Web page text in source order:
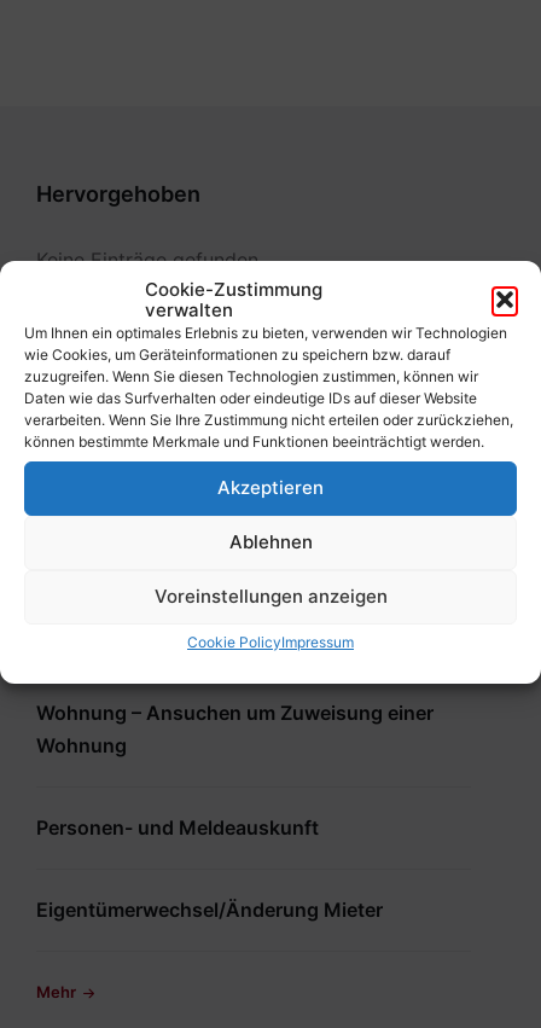
Cookie-Zustimmung
verwalten
Um Ihnen ein optimales Erlebnis zu bieten, verwenden wir Technologien
wie Cookies, um Geräteinformationen zu speichern bzw. darauf
zuzugreifen. Wenn Sie diesen Technologien zustimmen, können wir
Daten wie das Surfverhalten oder eindeutige IDs auf dieser Website
verarbeiten. Wenn Sie Ihre Zustimmung nicht erteilen oder zurückziehen,
können bestimmte Merkmale und Funktionen beeinträchtigt werden.
Akzeptieren
Ablehnen
Voreinstellungen anzeigen
Cookie PolicyImpressum
Hervorgehoben
Keine Einträge gefunden
Services
3. Schülerfreifahrt
Allgemeines Anbringen
Wohnung – Ansuchen um Zuweisung einer
Wohnung
Personen- und Meldeauskunft
Eigentümerwechsel/Änderung Mieter
Mehr